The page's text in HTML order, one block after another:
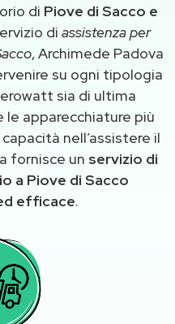
di Piove di Sacco e
di assistenza per
, Archimede Padova
su ogni tipologia
sia di ultima
apparecchiature più
nell’assistere il
fornisce un servizio di
a Piove di Sacco
efficace.